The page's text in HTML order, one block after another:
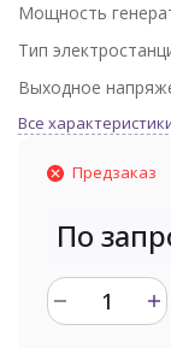
Мощность
Тип
Выходное
Все
Предзаказ
По